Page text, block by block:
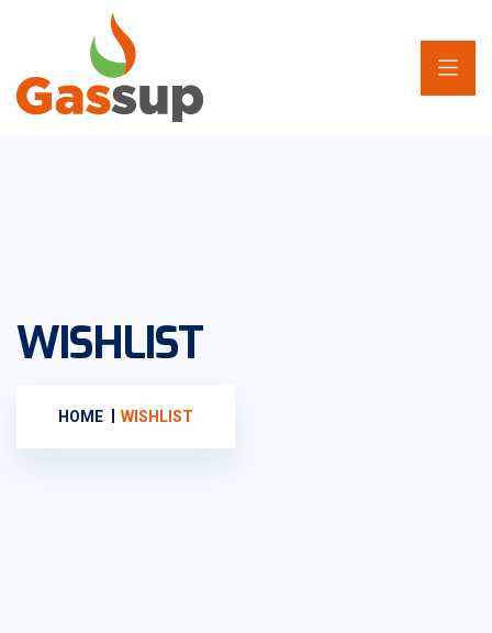
WISHLIST
HOME WISHLIST